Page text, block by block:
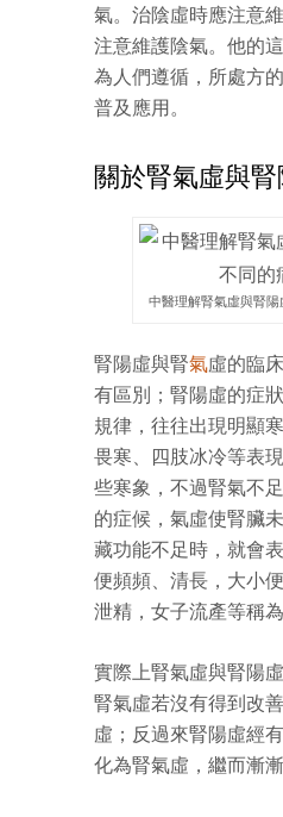
氣。治陰虛時應注意
注意維護陰氣。他的
為人們遵循，所處方
普及應用。
關於腎氣虛與
中醫理解腎氣虛與腎
腎陽虛與腎氣虛的臨
有區別；腎陽虛的症
規律，往往出現明顯
畏寒、四肢冰冷等表
些寒象，不過腎氣不
的症候，氣虛使腎臟
藏功能不足時，就會
便頻頻、清長，大小
泄精，女子流產等稱
實際上腎氣虛與腎陽
腎氣虛若沒有得到改
虛；反過來腎陽虛經
化為腎氣虛，繼而漸漸